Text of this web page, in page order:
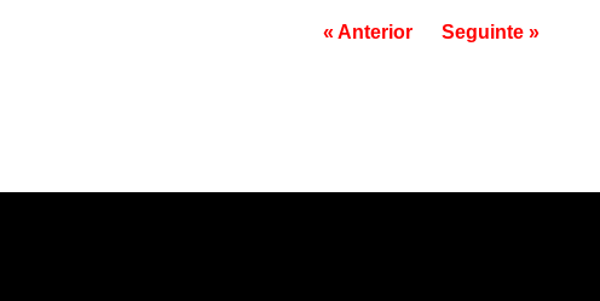
« Anterior Seguinte »